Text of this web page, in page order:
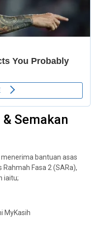
Semakan
bantuan asas
Fasa 2 (SARa),
iaitu;
MyKasih